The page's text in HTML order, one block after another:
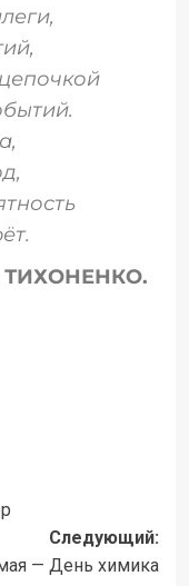
ТИХОНЕНКО.
Следующий:
— День химика